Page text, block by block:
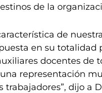
de la
de
en su totalidad
docentes de
representación
trabajadores”, dijo a